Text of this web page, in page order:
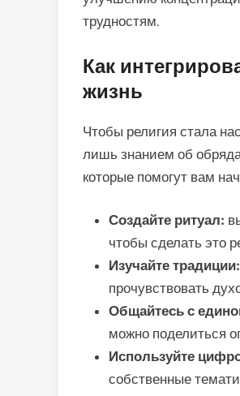
трудностям.
Как
жизнь
Чтобы религия стала
лишь знанием об
которые помогут вам
Создайте ритуал:
чтобы сделать это
Изучайте традиции:
прочувствовать
Общайтесь с
можно поделиться
Используйте
собственные